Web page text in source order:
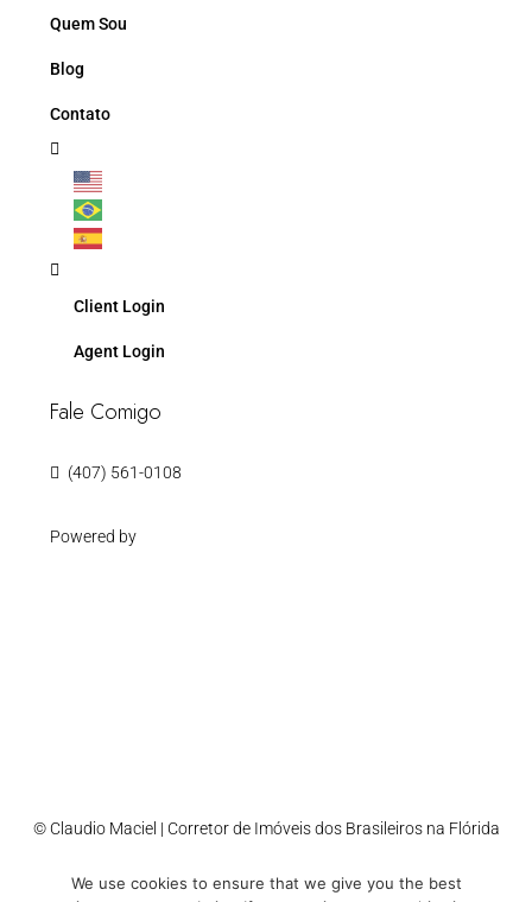
Quem Sou
Blog
Contato
Client Login
Agent Login
Fale Comigo
(407) 561-0108
Powered by
© Claudio Maciel | Corretor de Imóveis dos Brasileiros na Flórida
Accessibility Cookie Policy Privacy Policy Sitemap
We use cookies to ensure that we give you the best